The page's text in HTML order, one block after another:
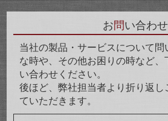
お問い合わせ
当社の製品・サービスについて問
な時や、その他お困りの時など、
い合わせください。
後ほど、弊社担当者より折り返し
ていただきます。